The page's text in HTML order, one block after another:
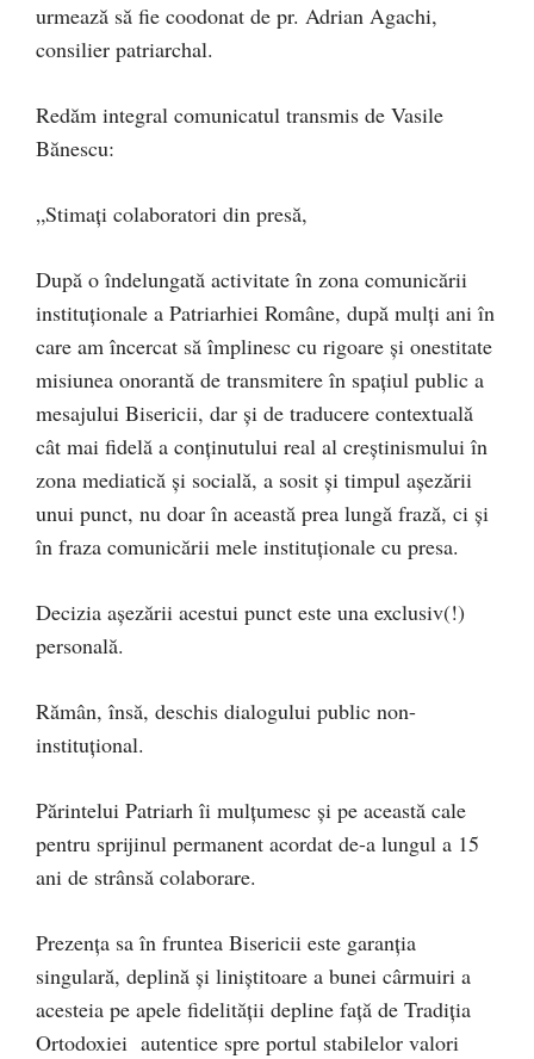
urmează să fie coodonat de pr. Adrian Agachi,
consilier patriarchal.
Redăm integral comunicatul transmis de Vasile
Bănescu:
„Stimați colaboratori din presă,
După o îndelungată activitate în zona comunicării
instituționale a Patriarhiei Române, după mulți ani în
care am încercat să împlinesc cu rigoare și onestitate
misiunea onorantă de transmitere în spațiul public a
mesajului Bisericii, dar și de traducere contextuală
cât mai fidelă a conținutului real al creștinismului în
zona mediatică și socială, a sosit și timpul așezării
unui punct, nu doar în această prea lungă frază, ci și
în fraza comunicării mele instituționale cu presa.
Decizia așezării acestui punct este una exclusiv(!)
personală.
Rămân, însă, deschis dialogului public non-
instituțional.
Părintelui Patriarh îi mulțumesc și pe această cale
pentru sprijinul permanent acordat de-a lungul a 15
ani de strânsă colaborare.
Prezența sa în fruntea Bisericii este garanția
singulară, deplină și liniștitoare a bunei cârmuiri a
acesteia pe apele fidelității depline față de Tradiția
Ortodoxiei autentice spre portul stabilelor valori